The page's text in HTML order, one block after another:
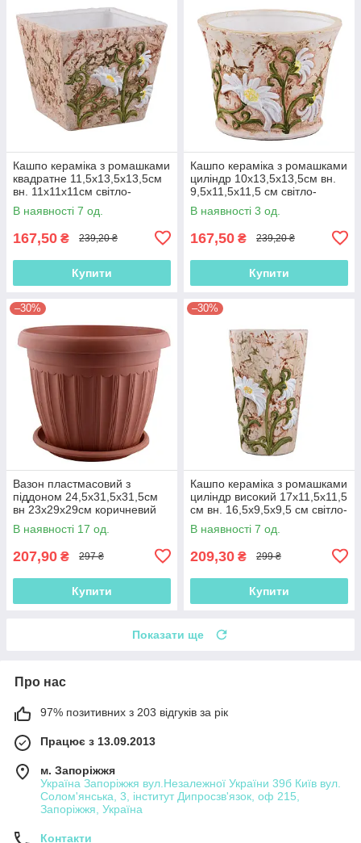
Кашпо кераміка з ромашками
квадратне 11,5х13,5х13,5см
вн. 11х11х11см світло-
теракотове (41015.001)
В наявності 7 од.
167,50 ₴ 239,20 ₴
Купити
Кашпо кераміка з ромашками
циліндр 10х13,5х13,5см вн.
9,5х11,5х11,5 см світло-
теракотове (41015.003)
В наявності 3 од.
167,50 ₴ 239,20 ₴
Купити
–30%
Вазон пластмасовий з
піддоном 24,5х31,5х31,5см
вн 23х29х29см коричневий
(41019.001)
В наявності 17 од.
207,90 ₴ 297 ₴
Купити
–30%
Кашпо кераміка з ромашками
циліндр високий 17х11,5х11,5
см вн. 16,5х9,5х9,5 см світло-
теракотове (41020.001)
В наявності 7 од.
209,30 ₴ 299 ₴
Купити
Показати ще
Про нас
97% позитивних з 203 відгуків за рік
Працює з 13.09.2013
м. Запоріжжя
Україна Запоріжжя вул.Незалежної України 39б Київ вул.
Солом'янська, 3, інститут Дипросзв'язок, оф 215,
Запоріжжя, Україна
Контакти